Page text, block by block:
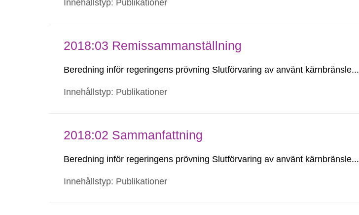
Innehållstyp: Publikationer
2018:03 Remissammanställning
Beredning inför regeringens prövning Slutförvaring av använt kärnbränsle...
Innehållstyp: Publikationer
2018:02 Sammanfattning
Beredning inför regeringens prövning Slutförvaring av använt kärnbränsle...
Innehållstyp: Publikationer